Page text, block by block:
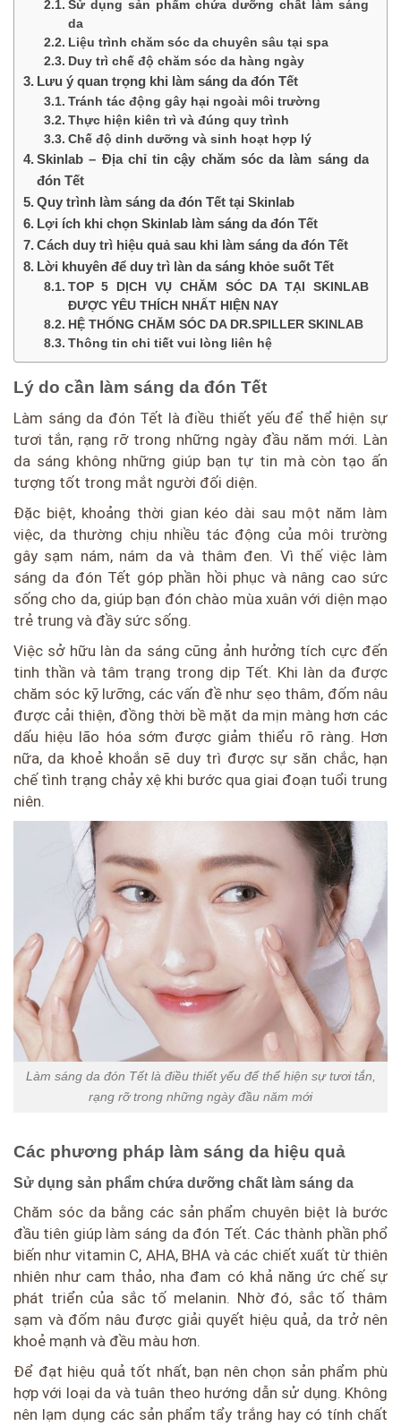
Sử dụng sản phẩm chứa dưỡng chất làm sáng
da
Liệu trình chăm sóc da chuyên sâu tại spa
Duy trì chế độ chăm sóc da hàng ngày
Lưu ý quan trọng khi làm sáng da đón Tết
Tránh tác động gây hại ngoài môi trường
Thực hiện kiên trì và đúng quy trình
Chế độ dinh dưỡng và sinh hoạt hợp lý
Skinlab – Địa chỉ tin cậy chăm sóc da làm sáng da
đón Tết
Quy trình làm sáng da đón Tết tại Skinlab
Lợi ích khi chọn Skinlab làm sáng da đón Tết
Cách duy trì hiệu quả sau khi làm sáng da đón Tết
Lời khuyên để duy trì làn da sáng khỏe suốt Tết
TOP 5 DỊCH VỤ CHĂM SÓC DA TẠI SKINLAB
ĐƯỢC YÊU THÍCH NHẤT HIỆN NAY
HỆ THỐNG CHĂM SÓC DA DR.SPILLER SKINLAB
Thông tin chi tiết vui lòng liên hệ
Lý do cần làm sáng da đón Tết
Làm sáng da đón Tết là điều thiết yếu để thể hiện sự
tươi tắn, rạng rỡ trong những ngày đầu năm mới. Làn
da sáng không những giúp bạn tự tin mà còn tạo ấn
tượng tốt trong mắt người đối diện.
Đặc biệt, khoảng thời gian kéo dài sau một năm làm
việc, da thường chịu nhiều tác động của môi trường
gây sạm nám, nám da và thâm đen. Vì thế việc làm
sáng da đón Tết góp phần hồi phục và nâng cao sức
sống cho da, giúp bạn đón chào mùa xuân với diện mạo
trẻ trung và đầy sức sống.
Việc sở hữu làn da sáng cũng ảnh hưởng tích cực đến
tinh thần và tâm trạng trong dịp Tết. Khi làn da được
chăm sóc kỹ lưỡng, các vấn đề như sẹo thâm, đốm nâu
được cải thiện, đồng thời bề mặt da mịn màng hơn các
dấu hiệu lão hóa sớm được giảm thiểu rõ ràng. Hơn
nữa, da khoẻ khoắn sẽ duy trì được sự săn chắc, hạn
chế tình trạng chảy xệ khi bước qua giai đoạn tuổi trung
niên.
Làm sáng da đón Tết là điều thiết yếu để thể hiện sự tươi tắn,
rạng rỡ trong những ngày đầu năm mới
Các phương pháp làm sáng da hiệu quả
Sử dụng sản phẩm chứa dưỡng chất làm sáng da
Chăm sóc da bằng các sản phẩm chuyên biệt là bước
đầu tiên giúp làm sáng da đón Tết. Các thành phần phổ
biến như vitamin C, AHA, BHA và các chiết xuất từ thiên
nhiên như cam thảo, nha đam có khả năng ức chế sự
phát triển của sắc tố melanin. Nhờ đó, sắc tố thâm
sạm và đốm nâu được giải quyết hiệu quả, da trở nên
khoẻ mạnh và đều màu hơn.
Để đạt hiệu quả tốt nhất, bạn nên chọn sản phẩm phù
hợp với loại da và tuân theo hướng dẫn sử dụng. Không
nên lạm dụng các sản phẩm tẩy trắng hay có tính chất